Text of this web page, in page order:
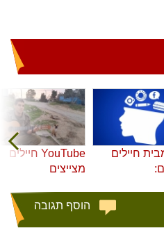
חיילים
YouTube חיילים
מצייצים
הוסף תגובה